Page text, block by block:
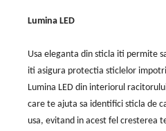
Lumina LED
Usa eleganta din sticla iti permite
iti asigura protectia sticlelor
Lumina LED din interiorul
care te ajuta sa identifici sticla de
usa, evitand in acest fel cresterea